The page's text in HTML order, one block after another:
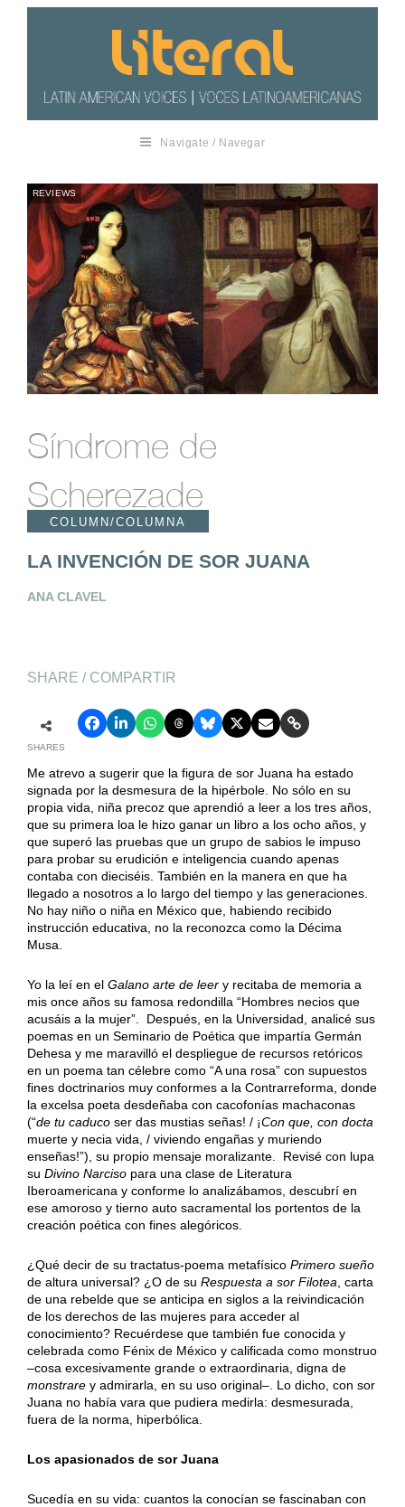
Navigate / Navegar
REVIEWS
Síndrome de
Scherezade
COLUMN/COLUMNA
LA INVENCIÓN DE SOR JUANA
ANA CLAVEL
SHARE / COMPARTIR
SHARES
Me atrevo a sugerir que la figura de sor Juana ha estado
signada por la desmesura de la hipérbole. No sólo en su
propia vida, niña precoz que aprendió a leer a los tres años,
que su primera loa le hizo ganar un libro a los ocho años, y
que superó las pruebas que un grupo de sabios le impuso
para probar su erudición e inteligencia cuando apenas
contaba con dieciséis. También en la manera en que ha
llegado a nosotros a lo largo del tiempo y las generaciones.
No hay niño o niña en México que, habiendo recibido
instrucción educativa, no la reconozca como la Décima
Musa.
Yo la leí en el Galano arte de leery recitaba de memoria a
mis once años su famosa redondilla “Hombres necios que
acusáis a la mujer”. Después, en la Universidad, analicé sus
poemas en un Seminario de Poética que impartía Germán
Dehesa y me maravilló el despliegue de recursos retóricos
en un poema tan célebre como “A una rosa” con supuestos
fines doctrinarios muy conformes a la Contrarreforma, donde
la excelsa poeta desdeñaba con cacofonías machaconas
(“de tu caducoser das mustias señas! / ¡Con que, con docta
muerte y necia vida, / viviendo engañas y muriendo
enseñas!”), su propio mensaje moralizante. Revisé con lupa
su Divino Narcisopara una clase de Literatura
Iberoamericana y conforme lo analizábamos, descubrí en
ese amoroso y tierno auto sacramental los portentos de la
creación poética con fines alegóricos.
¿Qué decir de su tractatus-poema metafísico Primero sueño
de altura universal? ¿O de su Respuesta a sor Filotea , carta
de una rebelde que se anticipa en siglos a la reivindicación
de los derechos de las mujeres para acceder al
conocimiento? Recuérdese que también fue conocida y
celebrada como Fénix de México y calificada como monstruo
–cosa excesivamente grande o extraordinaria, digna de
monstrarey admirarla, en su uso original–. Lo dicho, con sor
Juana no había vara que pudiera medirla: desmesurada,
fuera de la norma, hiperbólica.
Los apasionados de sor Juana
Sucedía en su vida: cuantos la conocían se fascinaban con